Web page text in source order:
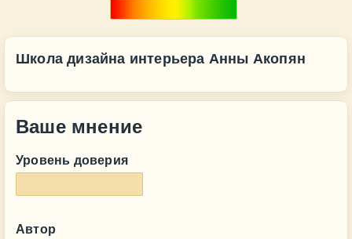
Школа дизайна интерьера Анны Акопян
Ваше мнение
Уровень доверия
Автор